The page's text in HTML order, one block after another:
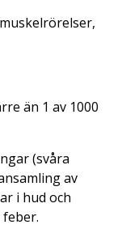
än 1 av 1000
(svåra
av
i hud och